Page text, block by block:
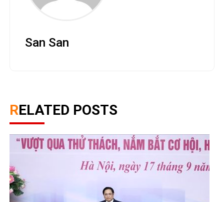
San San
RELATED POSTS